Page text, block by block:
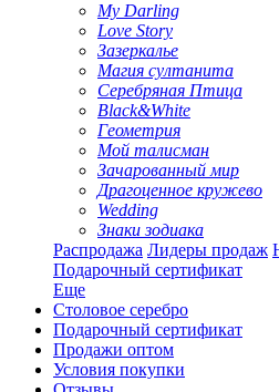
My Darling
Love Story
Зазеркалье
Магия султанита
Серебряная Птица
Black&White
Геометрия
Мой талисман
Зачарованный мир
Драгоценное кружево
Wedding
Знаки зодиака
Распродажа Лидеры продаж
Подарочный сертификат
Еще
Столовое серебро
Подарочный сертификат
Продажи оптом
Условия покупки